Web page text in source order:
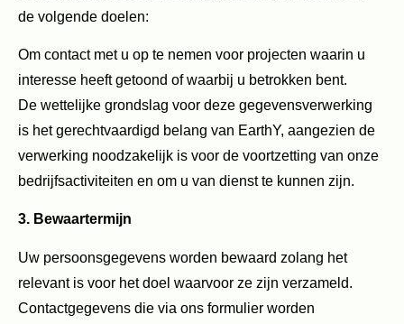
de volgende doelen:
Om contact met u op te nemen voor projecten waarin u
interesse heeft getoond of waarbij u betrokken bent.
De wettelijke grondslag voor deze gegevensverwerking
is het gerechtvaardigd belang van EarthY, aangezien de
verwerking noodzakelijk is voor de voortzetting van onze
bedrijfsactiviteiten en om u van dienst te kunnen zijn.
3. Bewaartermijn
Uw persoonsgegevens worden bewaard zolang het
relevant is voor het doel waarvoor ze zijn verzameld.
Contactgegevens die via ons formulier worden